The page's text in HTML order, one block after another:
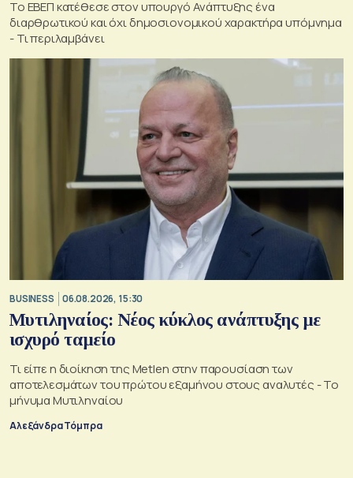
Το ΕΒΕΠ κατέθεσε στον υπουργό Ανάπτυξης ένα
διαρθρωτικού και όχι δημοσιονομικού χαρακτήρα υπόμνημα
- Τι περιλαμβάνει
BUSINESS 06.08.2026, 15:30
Μυτιληναίος: Νέος κύκλος ανάπτυξης με
ισχυρό ταμείο
Τι είπε η διοίκηση της Metlen στην παρουσίαση των
αποτελεσμάτων του πρώτου εξαμήνου στους αναλυτές - Το
μήνυμα Μυτιληναίου
Αλεξάνδρα Τόμπρα